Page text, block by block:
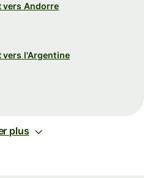
vers Andorre
vers l'Argentine
plus